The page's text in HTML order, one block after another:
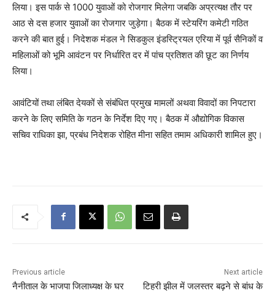
लिया। इस पार्क से 1000 युवाओं को रोजगार मिलेगा जबकि अप्रत्यक्ष तौर पर
आठ से दस हजार युवाओं का रोजगार जुड़ेगा। बैठक में स्टेयरिंग कमेटी गठित
करने की बात हुई। निदेशक मंडल ने सिडकुल इंडस्ट्रियल एरिया में पूर्व सैनिकों व
महिलाओं को भूमि आवंटन पर निर्धारित दर में पांच प्रतिशत की छूट का निर्णय
लिया।
आवंटियों तथा लंबित देयकों से संबंधित प्रमुख मामलों अथवा विवादों का निपटारा
करने के लिए समिति के गठन के निर्देश दिए गए। बैठक में औद्योगिक विकास
सचिव राधिका झा, प्रबंध निदेशक रोहित मीना सहित तमाम अधिकारी शामिल हुए।
Previous article
नैनीताल के भाजपा जिलाध्यक्ष के घर
Next article
टिहरी झील में जलस्तर बढ़ने से बांध के